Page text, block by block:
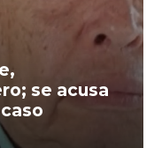
se acusa